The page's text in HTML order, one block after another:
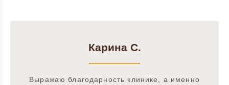
Карина С.
Выражаю благодарность клинике, а именно